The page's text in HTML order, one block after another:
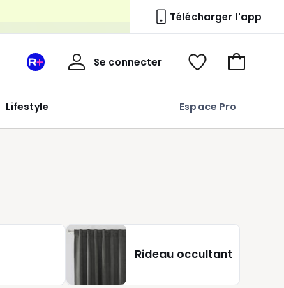
Télécharger l'app
Lifestyle Espace Pro
Mon
Redoute
Se connecter
Mon
Voir
Aller
Rideau occultant